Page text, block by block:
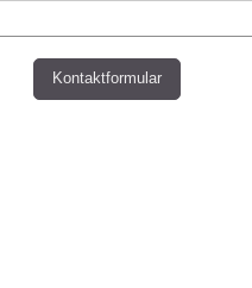
Kontaktformular